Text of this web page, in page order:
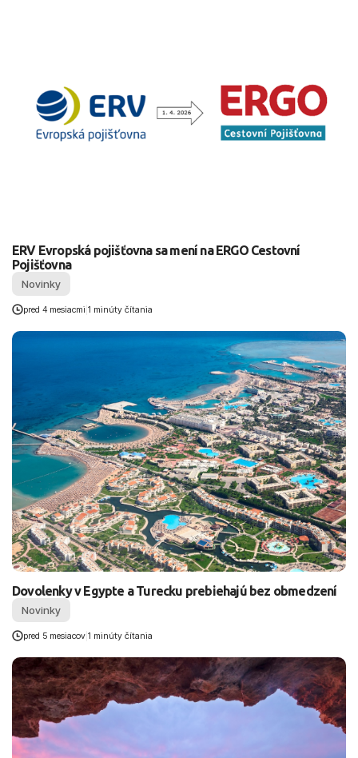
ERV Evropská pojišťovna sa mení na ERGO Cestovní
Pojišťovna
Novinky
pred 4 mesiacmi 1 minúty čítania
Dovolenky v Egypte a Turecku prebiehajú bez obmedzení
Novinky
pred 5 mesiacov 1 minúty čítania